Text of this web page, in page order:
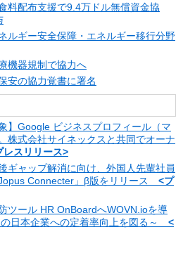
料配布支援で9.4万ドル無償資金協
ルギー安全保障・エネルギー移行分野
機器規制で協力へ
安の協力覚書に署名
】Google ビジネスプロフィール（マ
株式会社サイネックスと共同でオーナ
レスリリース>
ギャップ解消に向け、外国人先輩社員
Connecter」β版をリリース <プ
ツール HR OnBoardへWOVN.ioを導
日本企業への定着率向上を図る～ <